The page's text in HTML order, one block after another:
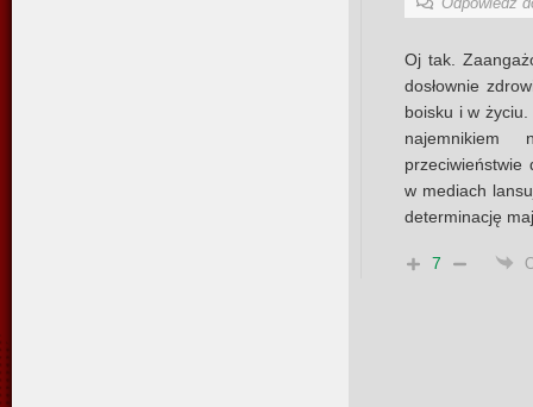
Oj tak.
dosłownie
boisku i w
przeciwieństwie
w mediach
determinację
7